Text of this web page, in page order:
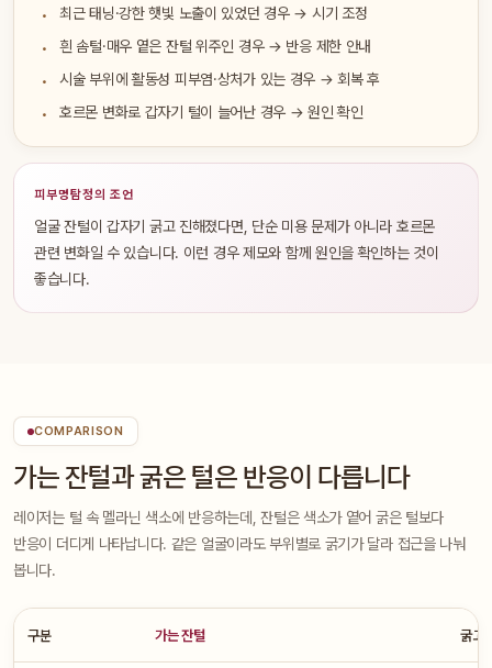
최근 태닝·강한 햇빛 노출이 있었던 경우 → 시기 조정
흰 솜털·매우 옅은 잔털 위주인 경우 → 반응 제한 안내
시술 부위에 활동성 피부염·상처가 있는 경우 → 회복 후
호르몬 변화로 갑자기 털이 늘어난 경우 → 원인 확인
피부명탐정의 조언
얼굴 잔털이 갑자기 굵고 진해졌다면, 단순 미용 문제가 아니라 호르몬
관련 변화일 수 있습니다. 이런 경우 제모와 함께 원인을 확인하는 것이
좋습니다.
COMPARISON
가는 잔털과 굵은 털은 반응이 다릅니다
레이저는 털 속 멜라닌 색소에 반응하는데, 잔털은 색소가 옅어 굵은 털보다
반응이 더디게 나타납니다. 같은 얼굴이라도 부위별로 굵기가 달라 접근을 나눠
봅니다.
구분 가는 잔털 굵고